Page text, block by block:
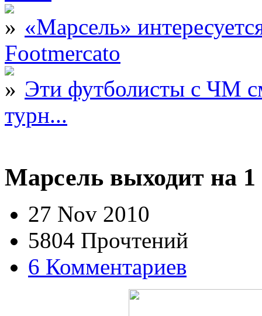
«Марсель»
Footmercato
Эти футболисты с ЧМ
турн...
Марсель выходит на 1
27 Nov 2010
5804 Прочтений
6 Комментариев